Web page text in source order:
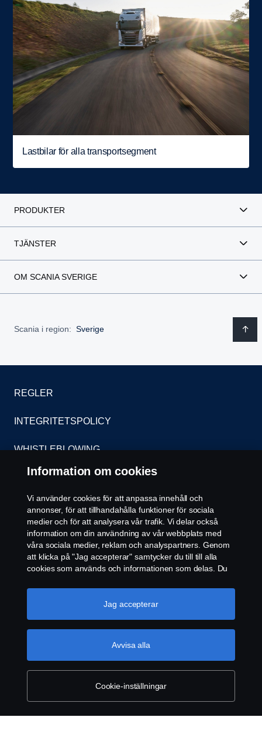
Lastbilar för alla transportsegment
PRODUKTER
TJÄNSTER
OM SCANIA SVERIGE
Scania i region: Sverige
REGLER
INTEGRITETSPOLICY
WHISTLEBLOWING
KONTAKT
ÅTERFÖRSÄLJARE
COOKIE POLICY
COOKIE-INSTÄLLNINGAR
© Copyright Scania 2026. Scania Sverige AB, Box
900, 127 29 Stockholm, Telefon: 010-706 60 00
Information om cookies
Vi använder cookies för att anpassa innehåll och
annonser, för att tillhandahålla funktioner för sociala
medier och för att analysera vår trafik. Vi delar också
information om din användning av vår webbplats med
våra sociala medier, reklam och analyspartners. Genom
att klicka på "Jag accepterar" samtycker du till till alla
cookies som används och informationen som delas. Du
"Cookie-inställningar" och välja de kategorier du vill
acceptera. För en mer detaljerad förklaring av hur vi
Cookie-inställningar
Avvisa alla
Jag accepterar